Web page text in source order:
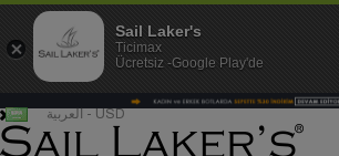
العربية - USD
Sail Laker's
Ticimax
Ücretsiz -Google Play'de